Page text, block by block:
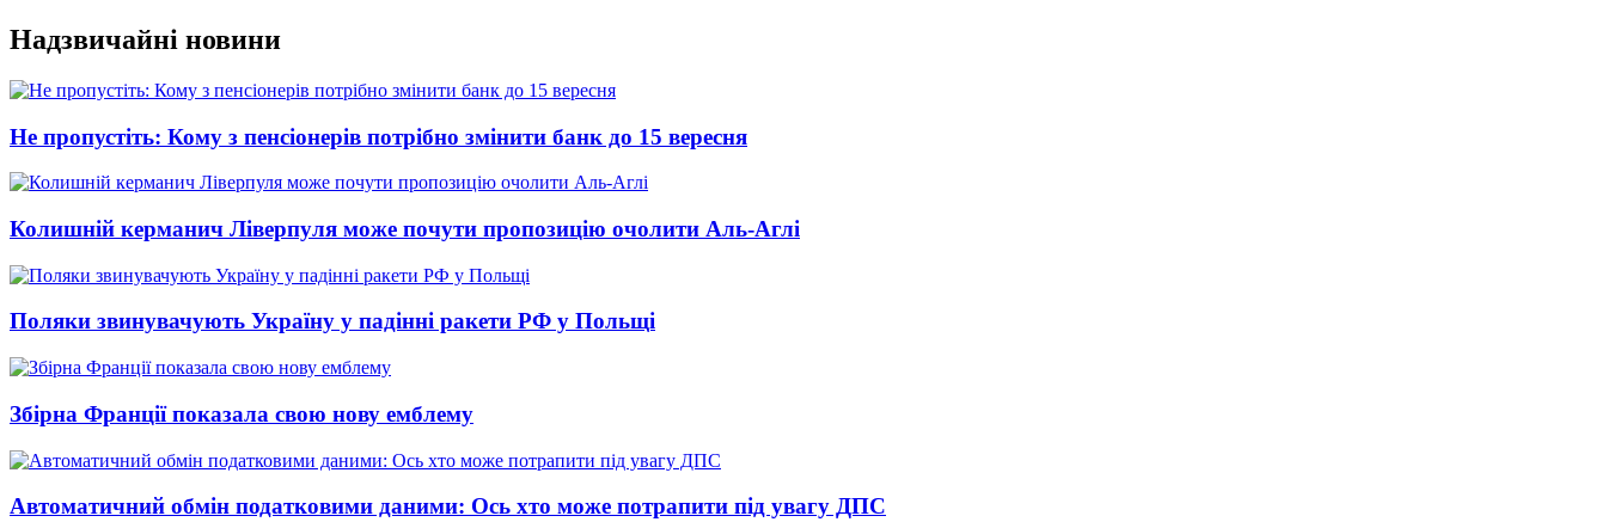
Перейти
до
вмісту
Надзвичайні новини
Не пропустіть: Кому з пенсіонерів потрібно змінити банк до 15 вересня
Колишній керманич Ліверпуля може почути пропозицію очолити Аль-Аглі
Поляки звинувачують Україну у падінні ракети РФ у Польщі
Збірна Франції показала свою нову емблему
Автоматичний обмін податковими даними: Ось хто може потрапити під увагу ДПС